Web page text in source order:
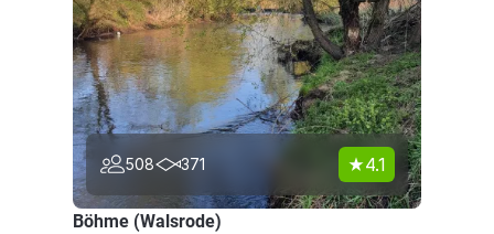
508 371 4.1
Böhme (Walsrode)